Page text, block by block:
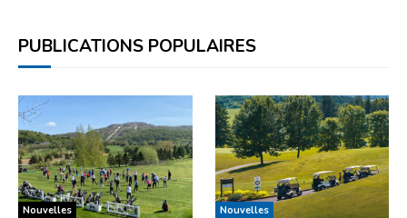
PUBLICATIONS POPULAIRES
Nouvelles Nouvelles